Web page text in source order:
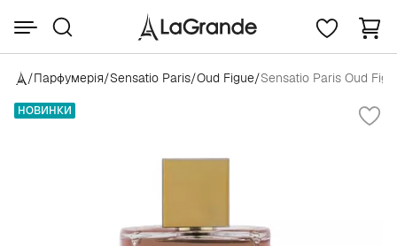
/Парфумерія/Sensatio Paris/Oud Figue/Sensatio Paris Oud
НОВИНКИ